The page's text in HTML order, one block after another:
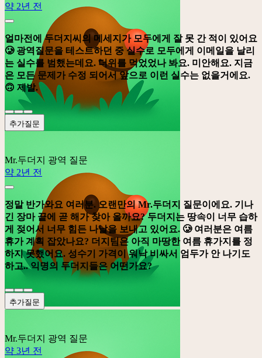
약 2년 전
얼마전에 두더지씨의 메세지가 모두에게 잘 못 간 적이 있어요
🥲 광역질문을 테스트하던 중 실수로 모두에게 이메일을 날리
는 실수를 범했는데요. 더위를 먹었었나 봐요. 미안해요. 지금
은 모든 문제가 수정 되어서 앞으로 이런 실수는 없을거에요.
🙃 제발.
추가질문
Mr.두더지
광역 질문
약 2년 전
정말 반가와요 여러분. 오랜만의 Mr.두더지 질문이에요. 기나
긴 장마 끝에 곧 해가 찾아 올까요? 두더지는 땅속이 너무 습하
게 젖어서 너무 힘든 나날을 보내고 있어요. 🥲 여러분은 여름
휴가 계획 잡았나요? 더지팀은 아직 마땅한 여름 휴가지를 정
하지 못했어요. 성수기 가격이 워낙 비싸서 엄두가 안 나기도
하고.. 익명의 두더지들은 어떤가요?
추가질문
Mr.두더지
광역 질문
약 3년 전